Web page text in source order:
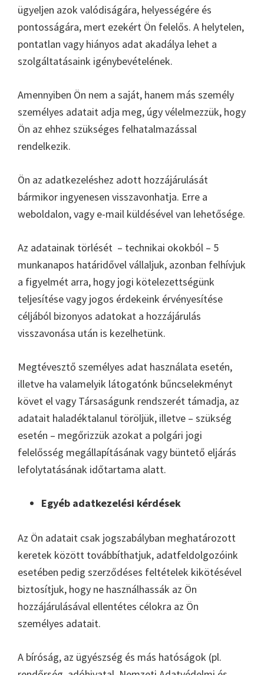
ügyeljen azok valódiságára, helyességére és
pontosságára, mert ezekért Ön felelős. A helytelen,
pontatlan vagy hiányos adat akadálya lehet a
szolgáltatásaink igénybevételének.
Amennyiben Ön nem a saját, hanem más személy
személyes adatait adja meg, úgy vélelmezzük, hogy
Ön az ehhez szükséges felhatalmazással
rendelkezik.
Ön az adatkezeléshez adott hozzájárulását
bármikor ingyenesen visszavonhatja. Erre a
weboldalon, vagy e-mail küldésével van lehetősége.
Az adatainak törlését – technikai okokból – 5
munkanapos határidővel vállaljuk, azonban felhívjuk
a figyelmét arra, hogy jogi kötelezettségünk
teljesítése vagy jogos érdekeink érvényesítése
céljából bizonyos adatokat a hozzájárulás
visszavonása után is kezelhetünk.
Megtévesztő személyes adat használata esetén,
illetve ha valamelyik látogatónk bűncselekményt
követ el vagy Társaságunk rendszerét támadja, az
adatait haladéktalanul töröljük, illetve – szükség
esetén – megőrizzük azokat a polgári jogi
felelősség megállapításának vagy büntető eljárás
lefolytatásának időtartama alatt.
Egyéb adatkezelési kérdések
Az Ön adatait csak jogszabályban meghatározott
keretek között továbbíthatjuk, adatfeldolgozóink
esetében pedig szerződéses feltételek kikötésével
biztosítjuk, hogy ne használhassák az Ön
hozzájárulásával ellentétes célokra az Ön
személyes adatait.
A bíróság, az ügyészség és más hatóságok (pl.